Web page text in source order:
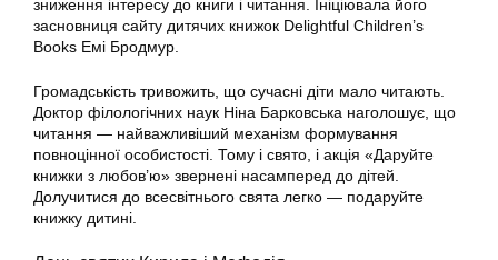
зниження інтересу до книги і читання. Ініціювала його
засновниця сайту дитячих книжок Delightful Children’s
Books Емі Бродмур.
Громадськість тривожить, що сучасні діти мало читають.
Доктор філологічних наук Ніна Барковська наголошує, що
читання — найважливіший механізм формування
повноцінної особистості. Тому і свято, і акція «Даруйте
книжки з любов’ю» звернені насамперед до дітей.
Долучитися до всесвітнього свята легко — подаруйте
книжку дитині.